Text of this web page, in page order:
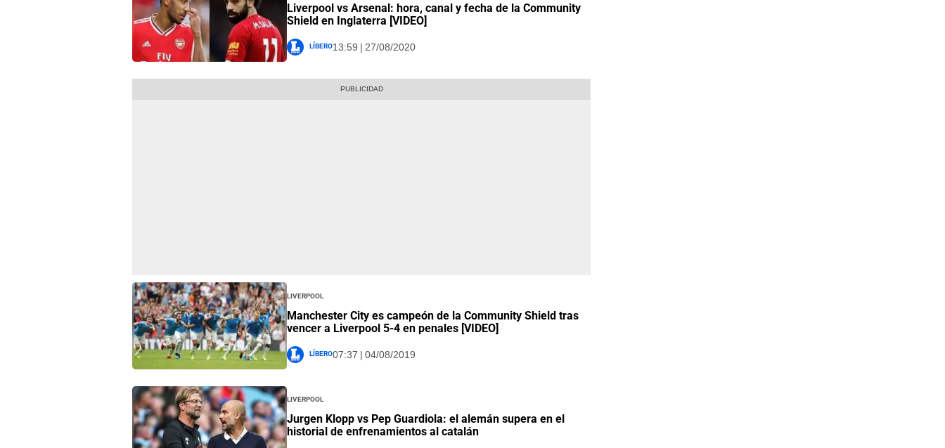
Liverpool vs Arsenal: hora, canal y fecha de la Community
Shield en Inglaterra [VIDEO]
Líbero13:59 | 27/08/2020
Liverpool
Manchester City es campeón de la Community Shield tras
vencer a Liverpool 5-4 en penales [VIDEO]
Líbero07:37 | 04/08/2019
Liverpool
Jurgen Klopp vs Pep Guardiola: el alemán supera en el
historial de enfrenamientos al catalán